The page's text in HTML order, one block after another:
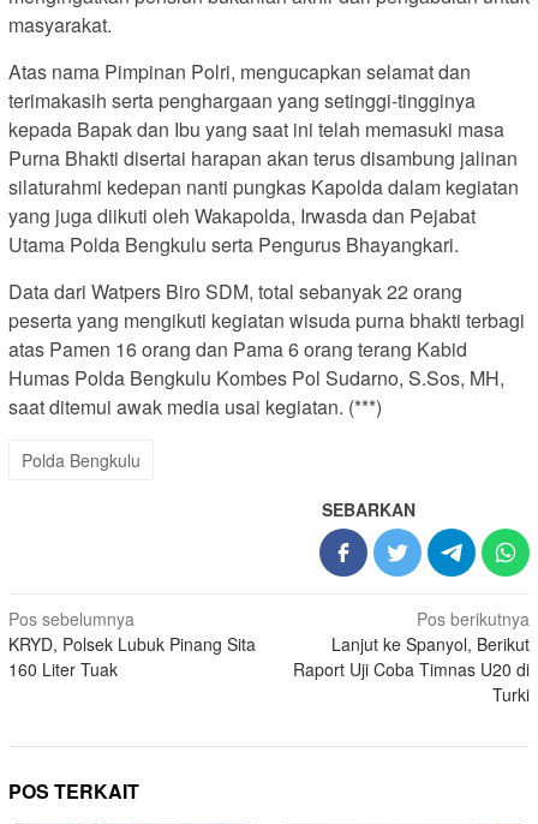
masyarakat.
Atas nama Pimpinan Polri, mengucapkan selamat dan
terimakasih serta penghargaan yang setinggi-tingginya
kepada Bapak dan Ibu yang saat ini telah memasuki masa
Purna Bhakti disertai harapan akan terus disambung jalinan
silaturahmi kedepan nanti pungkas Kapolda dalam kegiatan
yang juga diikuti oleh Wakapolda, Irwasda dan Pejabat
Utama Polda Bengkulu serta Pengurus Bhayangkari.
Data dari Watpers Biro SDM, total sebanyak 22 orang
peserta yang mengikuti kegiatan wisuda purna bhakti terbagi
atas Pamen 16 orang dan Pama 6 orang terang Kabid
Humas Polda Bengkulu Kombes Pol Sudarno, S.Sos, MH,
saat ditemui awak media usai kegiatan. (***)
Polda Bengkulu
SEBARKAN
Navigasi
pos
Pos sebelumnya
KRYD, Polsek Lubuk Pinang Sita
160 Liter Tuak
Pos berikutnya
Lanjut ke Spanyol, Berikut
Raport Uji Coba Timnas U20 di
Turki
POS TERKAIT